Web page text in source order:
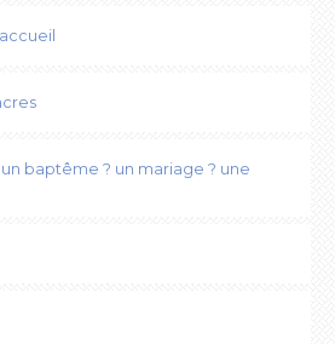
baptême ? un mariage ? une